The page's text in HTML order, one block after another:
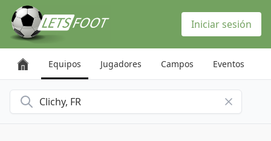
Iniciar sesión
Equipos Jugadores Campos Eventos
Buscar una ciudad
Panel de gestión de cookies